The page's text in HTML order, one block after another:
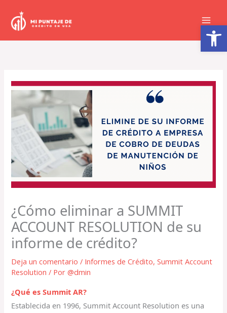
Abrir barra de herramientas
contenido
¿Cómo eliminar a SUMMIT
ACCOUNT RESOLUTION de su
informe de crédito?
Deja un comentario / Informes de Crédito,Summit Account
Resolution / Por@dmin
¿Qué es Summit AR?
Establecida en 1996, Summit Account Resolution es una